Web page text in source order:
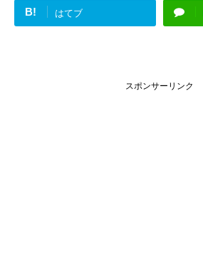
B! はてブ
スポンサーリンク